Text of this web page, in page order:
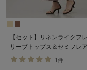
【セット】リネンライクフ
リーブトップス＆セミフレ
トセットアップ マタニティ
服【出産後も長く着られる】
1件